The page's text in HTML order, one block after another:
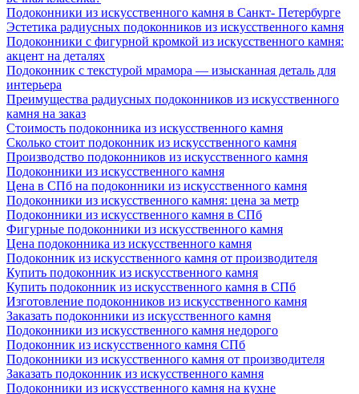
Подоконники из искусственного камня в Санкт- Петербурге
Эстетика радиусных подоконников из искусственного камня
Подоконники с фигурной кромкой из искусственного камня:
акцент на деталях
Подоконник с текстурой мрамора — изысканная деталь для
интерьера
Преимущества радиусных подоконников из искусственного
камня на заказ
Стоимость подоконника из искусственного камня
Сколько стоит подоконник из искусственного камня
Производство подоконников из искусственного камня
Подоконники из искусственного камня
Цена в СПб на подоконники из искусственного камня
Подоконники из искусственного камня: цена за метр
Подоконники из искусственного камня в СПб
Фигурные подоконники из искусственного камня
Цена подоконника из искусственного камня
Подоконник из искусственного камня от производителя
Купить подоконник из искусственного камня
Купить подоконник из искусственного камня в СПб
Изготовление подоконников из искусственного камня
Заказать подоконники из искусственного камня
Подоконники из искусственного камня недорого
Подоконник из искусственного камня СПб
Подоконники из искусственного камня от производителя
Заказать подоконник из искусственного камня
Подоконники из искусственного камня на кухне